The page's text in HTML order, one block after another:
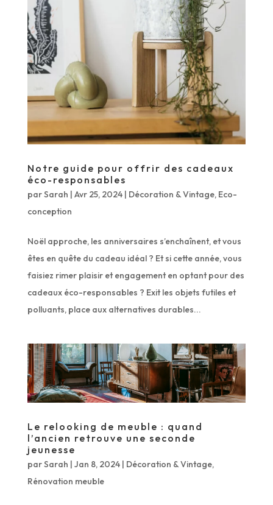
Notre guide pour offrir des cadeaux
éco-responsables
parSarah | Avr 25, 2024| Décoration & Vintage, Eco-
conception
Noël approche, les anniversaires s’enchaînent, et vous
êtes en quête du cadeau idéal ? Et si cette année, vous
faisiez rimer plaisir et engagement en optant pour des
cadeaux éco-responsables ? Exit les objets futiles et
polluants, place aux alternatives durables...
Le relooking de meuble : quand
l’ancien retrouve une seconde
jeunesse
parSarah Jan 8, 2024| Décoration & Vintage,
Rénovation meuble